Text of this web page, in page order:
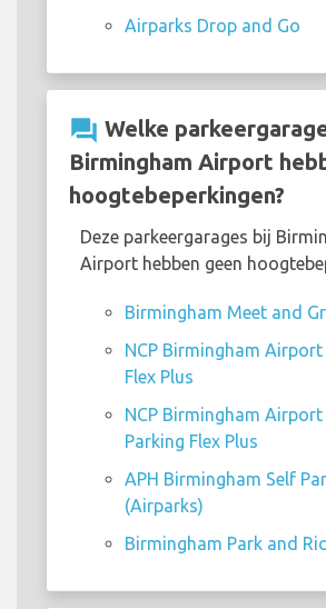
Airparks Drop and Go
question_answer Welke
Birmingham Airport
hoogtebeperkingen?
Deze parkeergarages bij
Airport hebben geen
Birmingham Meet and
NCP Birmingham Airport
Flex Plus
NCP Birmingham
Parking Flex Plus
APH Birmingham Self
(Airparks)
Birmingham Park and